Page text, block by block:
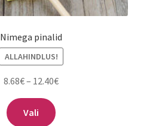
Nimega pinalid
ALLAHINDLUS!
8.68€– 12.40€Hinnavahemik:
Vali
tootel